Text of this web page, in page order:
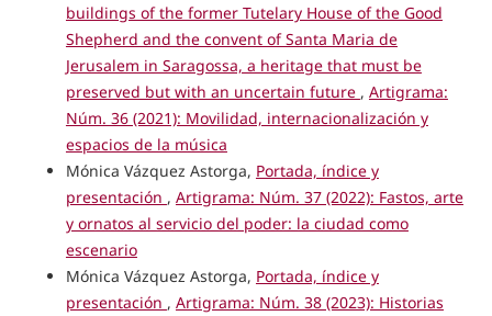
buildings of the former Tutelary House of the Good
Shepherd and the convent of Santa Maria de
Jerusalem in Saragossa, a heritage that must be
preserved but with an uncertain future , Artigrama:
Núm. 36 (2021): Movilidad, internacionalización y
espacios de la música
Mónica Vázquez Astorga, Portada, índice y
presentación , Artigrama: Núm. 37 (2022): Fastos, arte
y ornatos al servicio del poder: la ciudad como
escenario
Mónica Vázquez Astorga, Portada, índice y
presentación , Artigrama: Núm. 38 (2023): Historias